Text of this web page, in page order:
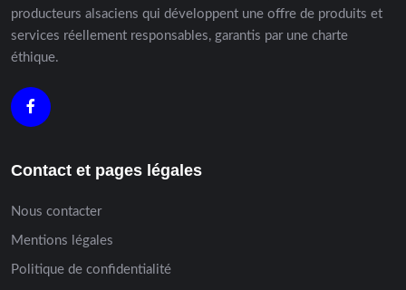
producteurs alsaciens qui développent une offre de produits et
services réellement responsables, garantis par une charte
éthique.
Contact et pages légales
Nous contacter
Mentions légales
Politique de confidentialité